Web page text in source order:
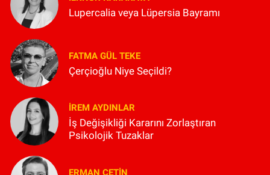
Lupercalia veya Lüpersia Bayramı
FATMA GÜL TEKE
Çerçioğlu Niye Seçildi?
İREM AYDINLAR
İş Değişikliği Kararını Zorlaştıran
Psikolojik Tuzaklar
ERMAN ÇETIN